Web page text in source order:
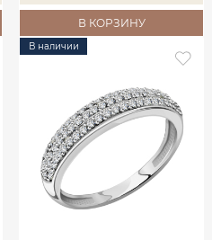
В КОРЗИНУ
В наличии